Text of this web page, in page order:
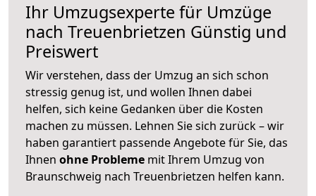
Ihr Umzugsexperte für Umzüge
nach Treuenbrietzen Günstig und
Preiswert
Wir verstehen, dass der Umzug an sich schon
stressig genug ist, und wollen Ihnen dabei
helfen, sich keine Gedanken über die Kosten
machen zu müssen. Lehnen Sie sich zurück – wir
haben garantiert passende Angebote für Sie, das
Ihnen ohne Probleme mit Ihrem Umzug von
Braunschweig nach Treuenbrietzen helfen kann.